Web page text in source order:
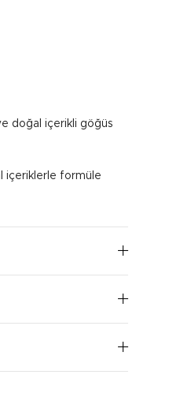
doğal içerikli göğüs
içeriklerle formüle
ve kuru hale
şekilde